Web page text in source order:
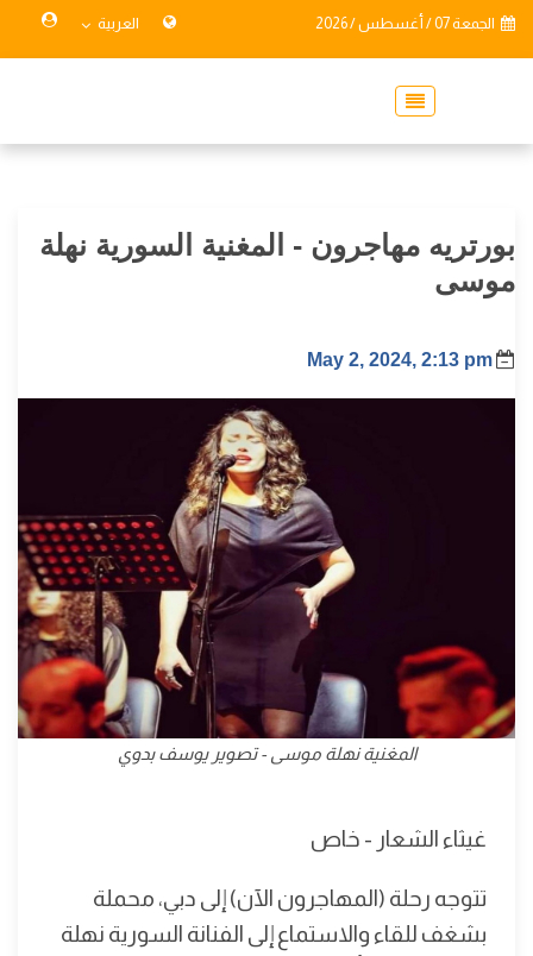
الجمعة 07 / أغسطس / 2026 العربية
بورتريه مهاجرون - المغنية السورية نهلة
موسى
May 2, 2024, 2:13 pm
المغنية نهلة موسى - تصوير يوسف بدوي
غيثاء الشعار - خاص
تتوجه رحلة (المهاجرون الآن) إلى دبي، محملة
بشغف للقاء والاستماع إلى الفنانة السورية نهلة